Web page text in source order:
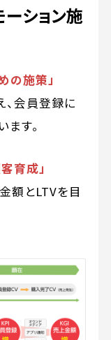
ション施
の施策」
、会員登録に
す。
育成」
額とLTVを目